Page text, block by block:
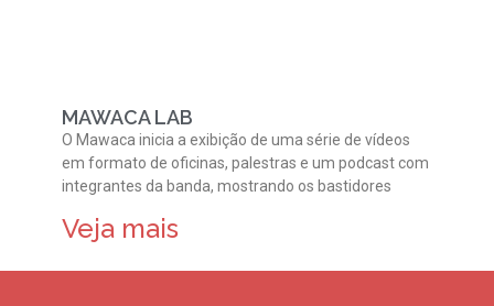
MAWACA LAB
O Mawaca inicia a exibição de uma série de vídeos
em formato de oficinas, palestras e um podcast com
integrantes da banda, mostrando os bastidores
Veja mais